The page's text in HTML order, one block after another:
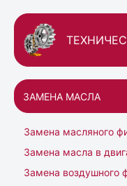
ЗАМЕНА МАСЛА
Замена масляного
Замена масла в
Замена воздушного